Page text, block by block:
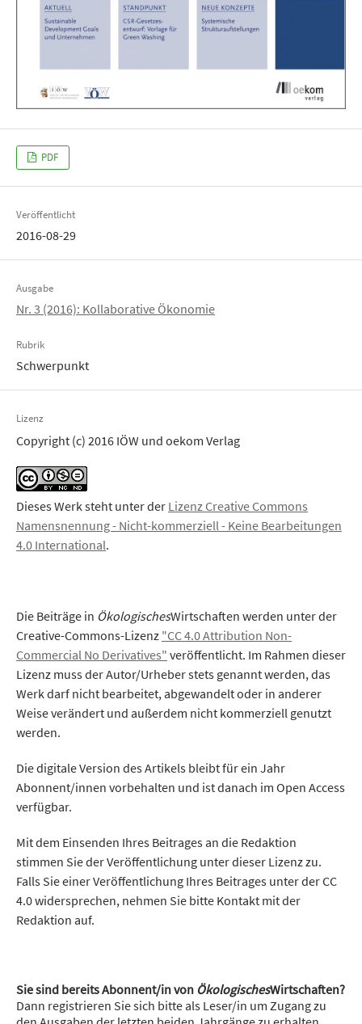
PDF
Veröffentlicht
2016-08-29
Ausgabe
Nr. 3 (2016): Kollaborative Ökonomie
Rubrik
Schwerpunkt
Lizenz
Copyright (c) 2016 IÖW und oekom Verlag
Dieses Werk steht unter der Lizenz Creative Commons
Namensnennung - Nicht-kommerziell - Keine Bearbeitungen
4.0 International.
Die Beiträge in ÖkologischesWirtschaften werden unter der
Creative-Commons-Lizenz "CC 4.0 Attribution Non-
Commercial No Derivatives" veröffentlicht. Im Rahmen dieser
Lizenz muss der Autor/Urheber stets genannt werden, das
Werk darf nicht bearbeitet, abgewandelt oder in anderer
Weise verändert und außerdem nicht kommerziell genutzt
werden.
Die digitale Version des Artikels bleibt für ein Jahr
Abonnent/innen vorbehalten und ist danach im Open Access
verfügbar.
Mit dem Einsenden Ihres Beitrages an die Redaktion
stimmen Sie der Veröffentlichung unter dieser Lizenz zu.
Falls Sie einer Veröffentlichung Ihres Beitrages unter der CC
4.0 widersprechen, nehmen Sie bitte Kontakt mit der
Redaktion auf.
Sie sind bereits Abonnent/in von ÖkologischesWirtschaften?
Dann registrieren Sie sich bitte als Leser/in um Zugang zu